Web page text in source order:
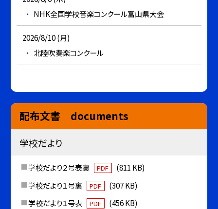
NHK全国学校音楽コンクール富山県大会
2026/8/10 (月)
北陸吹奏楽コンクール
配布文書 documents
学校だより
学校だより２号表裏 PDF
(811 KB)
学校だより１号裏
PDF
(307 KB)
学校だより１号表
PDF (456 KB)